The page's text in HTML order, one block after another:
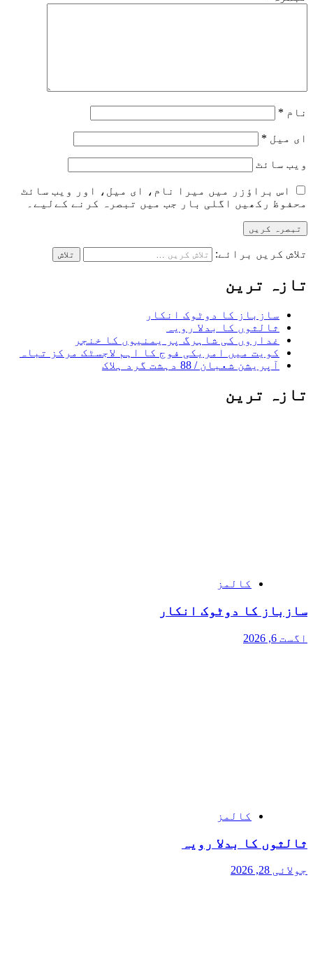
نام *
ای میل *
ویب‌ سائٹ
اس براؤزر میں میرا نام، ای میل، اور ویب سائٹ
محفوظ رکھیں اگلی بار جب میں تبصرہ کرنے کےلیے۔
تلاش کریں برائے:
تازہ ترین
سازباز کا دوٹوک انکار
ثالثوں کا بدلا رویہ
غداروں کی شاہرگ پر یمنیوں کا خنجر
کویت میں امریکی فوج کا اہم لاجسٹک مرکز تباہ
آپریشن شعبان / 88 دہشت گرد ہلاک
تازہ ترین
کالمز
سازباز کا دوٹوک انکار
اگست 6, 2026
کالمز
ثالثوں کا بدلا رویہ
جولائی 28, 2026